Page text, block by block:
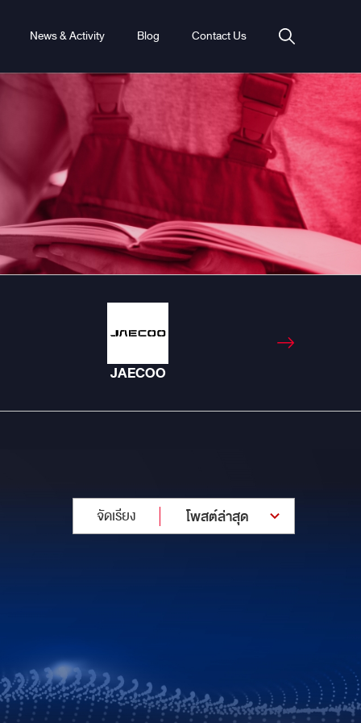
News & Activity Blog Contact Us
JAECOO
จัดเรียง โพสต์ล่าสุด